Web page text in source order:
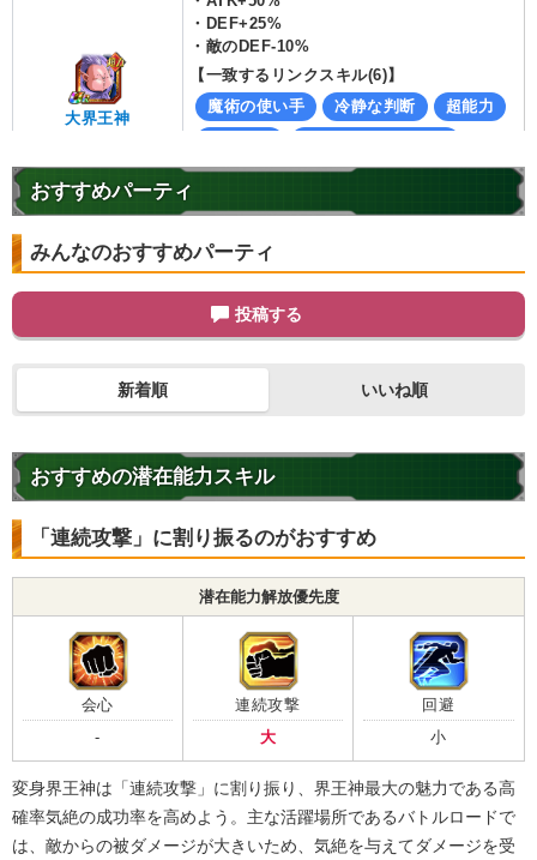
大界王神
・ DEF+25%
・ 敵のDEF-10%
【一致するリンクスキル(6)】
魔術の使い手
冷静な判断
超能力
超激戦
【一致するカテゴリー(
魔人ブウ編
7.5 /10点
【発動リンク効果】
ATK+55%
DEF+20%
)】
超能力
神の次元
神次元
ポタラ
変身界王神
7.5 /10 点
【発動リンク効果】
・ATK+45%
DEF+25%
敵のDEF-15%
【一致するリンクスキル(
的確なアシスト
冷静な判断
魔術の使い手
ぶっちぎりのパワー
超激戦
【一致するカテゴリー(5)】
神次元
魔人ブウ編
ポタラ
おすすめパーティ
みんなのおすすめパーティ
投稿する
新着順 いいね順
おすすめの潜在能力スキル
「連続攻撃」に割り振るのがおすすめ
潜在能力解放優先度
会心
-
連続攻撃
大
回避
小
変身界王神は「連続攻撃」に割り振り、界王神最大の魅力である高
確率気絶の成功率を高めよう。主な活躍場所であるバトルロードで
は、敵からの被ダメージが大きいため、気絶を与えてダメージを受